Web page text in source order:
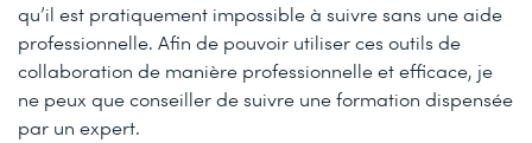
qu’il est pratiquement impossible à suivre sans une aide
professionnelle. Afin de pouvoir utiliser ces outils de
collaboration de manière professionnelle et efficace, je
ne peux que conseiller de suivre une formation dispensée
par un expert.